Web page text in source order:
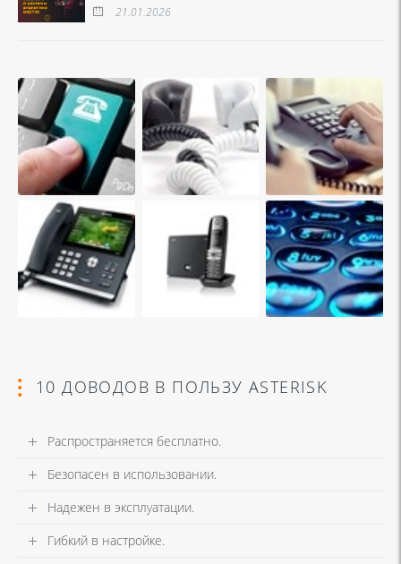
21.01.2026
10 ДОВОДОВ В ПОЛЬЗУ ASTERISK
Распространяется бесплатно.
Безопасен в использовании.
Надежен в эксплуатации.
Гибкий в настройке.